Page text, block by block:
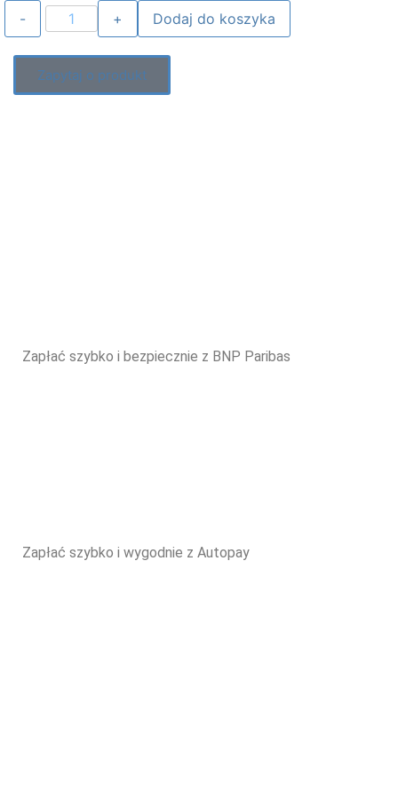
Dodaj do koszyka
Zapytaj o produkt
Zapłać szybko i bezpiecznie z BNP Paribas
Zapłać szybko i wygodnie z Autopay